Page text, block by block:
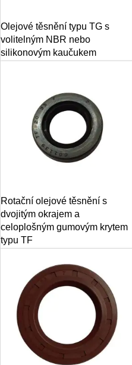
Olejové těsnění typu TG s
volitelným NBR nebo
silikonovým kaučukem
Rotační olejové těsnění s
dvojitým okrajem a
celoplošným gumovým krytem
typu TF